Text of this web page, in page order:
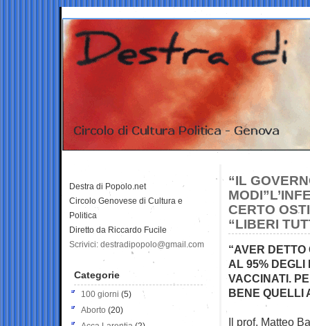
“IL
CERTO
“LIBERI
“AVER DETTO
AL 95% DEGLI
VACCINATI.
BENE QUELLI
Il prof. Matteo
Destra di Popolo.net
Circolo Genovese di Cultura e
Politica
Diretto da Riccardo Fucile
Scrivici: destradipopolo@gmail.com
Categorie
100 giorni (5)
Aborto (20)